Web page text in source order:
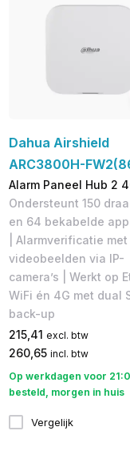
Dahua Airshield
ARC3800H-
Alarm Paneel Hub 2
Ondersteunt 150
en 64 bekabelde
| Alarmverificatie met
videobeelden via IP-
camera’s | Werkt op
WiFi én 4G met dual
back-up
215,41 excl. btw
260,65 incl. btw
Op werkdagen voor
besteld, morgen in huis
Vergelijk